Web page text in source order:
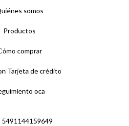
somos
Productos
comprar
Tarjeta de crédito
oca
5491144159649